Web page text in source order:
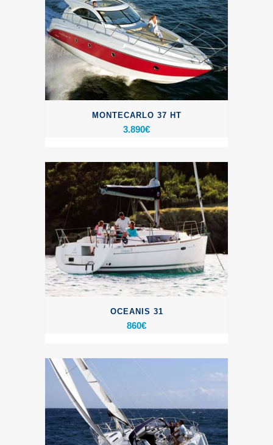
MONTECARLO 37 HT
3.890€
OCEANIS 31
860€